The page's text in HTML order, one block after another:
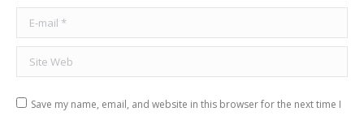
E-mail *
Site Web
Save my name, email, and website in this browser for the next time I